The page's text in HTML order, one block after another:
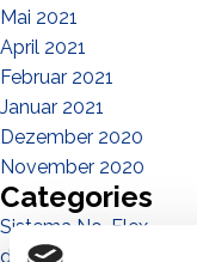
Mai 2021
April 2021
Februar 2021
Januar 2021
Dezember 2020
November 2020
Categories
Sistema No-Flex
die menschen